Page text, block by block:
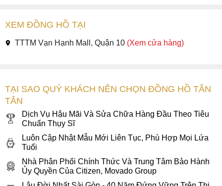
XEM ĐỒNG HỒ TẠI
TTTM Vạn Hạnh Mall, Quận 10 (Xem cửa hàng)
TẠI SAO QUÝ KHÁCH NÊN CHỌN ĐỒNG HỒ TÂN
TÂN
Dịch Vụ Hậu Mãi Và Sửa Chữa Hàng Đầu Theo Tiêu
Chuẩn Thụy Sĩ
Luôn Cập Nhật Mẫu Mới Liên Tục, Phù Hợp Mọi Lứa
Tuổi
Nhà Phân Phối Chính Thức Và Trung Tâm Bảo Hành
Ủy Quyền Của Citizen, Movado Group